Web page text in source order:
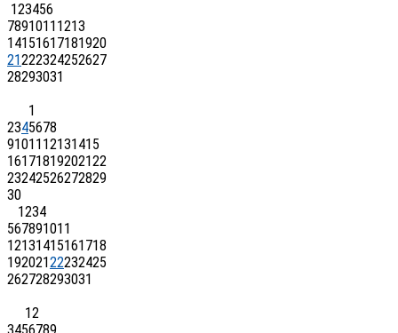
123456
7891011 1213
14151617181920
21222324252627
28293031
1
2345678
91011 12131415
16171819202122
23242526272829
30
1234
567891011
12131415161718
19202122232425
262728293031
12